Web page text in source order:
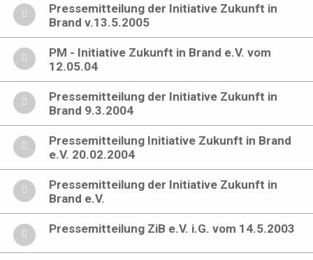
Pressemitteilung der Initiative Zukunft in
Brand v.13.5.2005
PM - Initiative Zukunft in Brand e.V. vom
12.05.04
Pressemitteilung der Initiative Zukunft in
Brand 9.3.2004
Pressemitteilung Initiative Zukunft in Brand
e.V. 20.02.2004
Pressemitteilung der Initiative Zukunft in
Brand e.V.
Pressemitteilung ZiB e.V. i.G. vom 14.5.2003